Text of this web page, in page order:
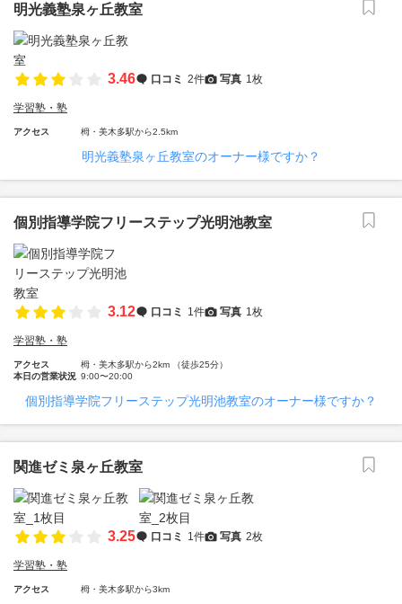
明光義塾泉ヶ丘教室
3.46 口コミ 2件 写真 1枚
学習塾・塾
アクセス 栂・美木多駅から2.5km
明光義塾泉ヶ丘教室のオーナー様ですか？
個別指導学院フリーステップ光明池教室
3.12 口コミ 1件 写真 1枚
学習塾・塾
アクセス
栂・美木多駅から2km （徒歩25分）
本日の営業状況 9:00〜20:00
個別指導学院フリーステップ光明池教室のオーナー様ですか？
関進ゼミ泉ヶ丘教室
3.25 口コミ 1件 写真 2枚
学習塾・塾
アクセス 栂・美木多駅から3km